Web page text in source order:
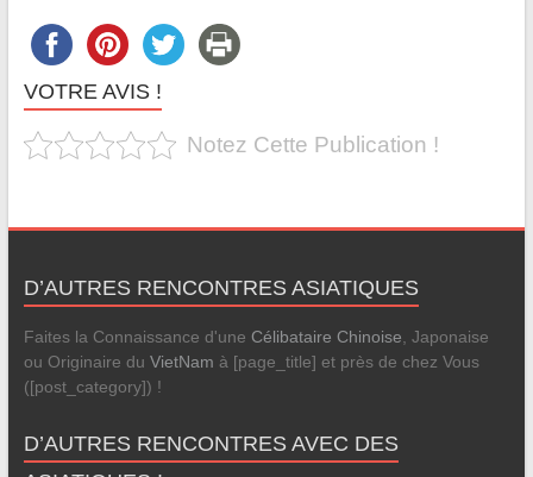
VOTRE AVIS !
Notez Cette Publication !
D’AUTRES RENCONTRES ASIATIQUES
Faites la Connaissance d'une Célibataire Chinoise , Japonaise
ou Originaire du VietNam à [page_title] et près de chez Vous
([post_category]) !
D’AUTRES RENCONTRES AVEC DES